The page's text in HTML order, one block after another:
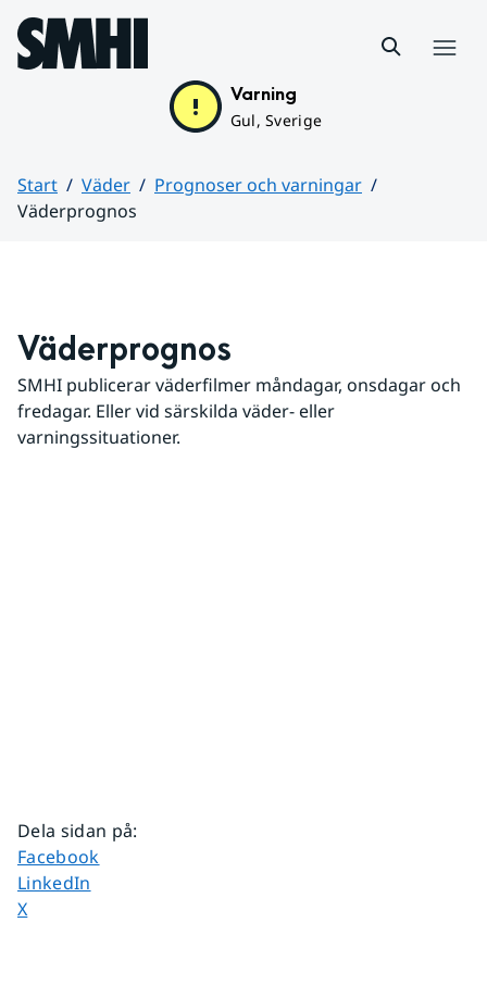
Hoppa till sidans innehåll
Varning
Gul, Sverige
Start Väder
Prognoser och varningar
Väderprognos
Väderprognos
SMHI publicerar väderfilmer måndagar, onsdagar och
fredagar. Eller vid särskilda väder- eller
varningssituationer.
Dela sidan på:
Dela sidan på
Facebook
Dela sidan på
LinkedIn
Dela sidan på
X